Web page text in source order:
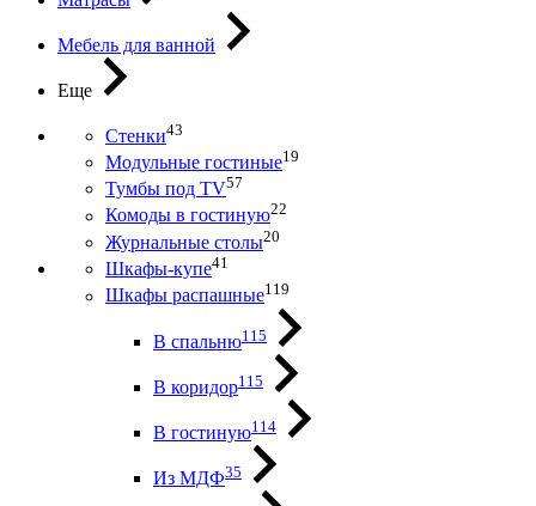
Мебель для ванной
Еще
Стенки43
Модульные гостиные19
Тумбы под ТV57
Комоды в гостиную22
Журнальные столы20
Шкафы-купе41
Шкафы распашные119
В спальню115
В коридор115
В гостиную114
Из МДФ35